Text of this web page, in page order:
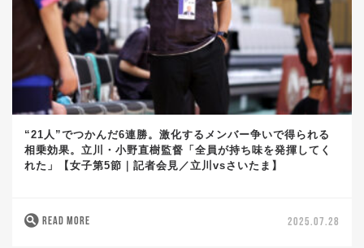
“21人”でつかんだ6連勝。激化するメンバー争いで得られる
相乗効果。立川・小野直樹監督「全員が持ち味を発揮してく
れた」【女子第5節｜記者会見／立川vsさいたま】
READ MORE 2025.07.28